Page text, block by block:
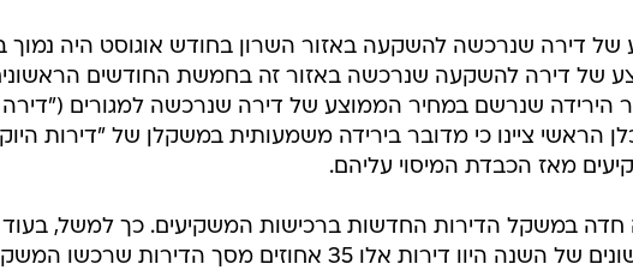
דירה שנרכשה להשקעה באזור השרון בחודש אוגוסט היה נמוך
של דירה להשקעה שנרכשה באזור זה בחמשת החודשים
הירידה שנרשם במחיר הממוצע של דירה שנרכשה למגורים ("דירה
הראשי ציינו כי מדובר בירידה משמעותית במשקלן של "דירות
מאז הכבדת המיסוי עליהם.
חדה במשקל הדירות החדשות ברכישות המשקיעים. כך למשל, בעוד
שבחמשת החודשים הראשונים של השנה היוו דירות אלו 35 אחוזים מסך הדירות